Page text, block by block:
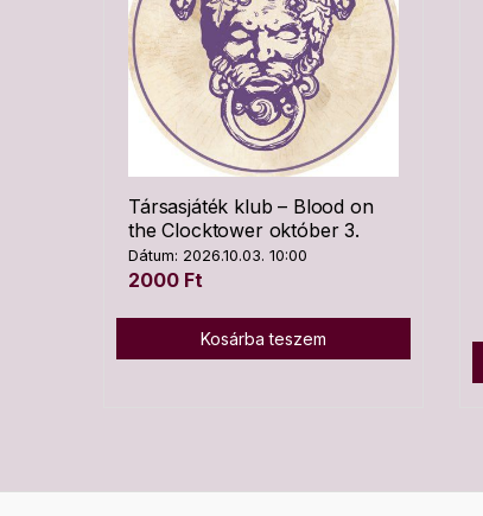
Társasjáték klub – Blood on
the Clocktower október 3.
Dátum: 2026.10.03. 10:00
2000 Ft
Kosárba teszem